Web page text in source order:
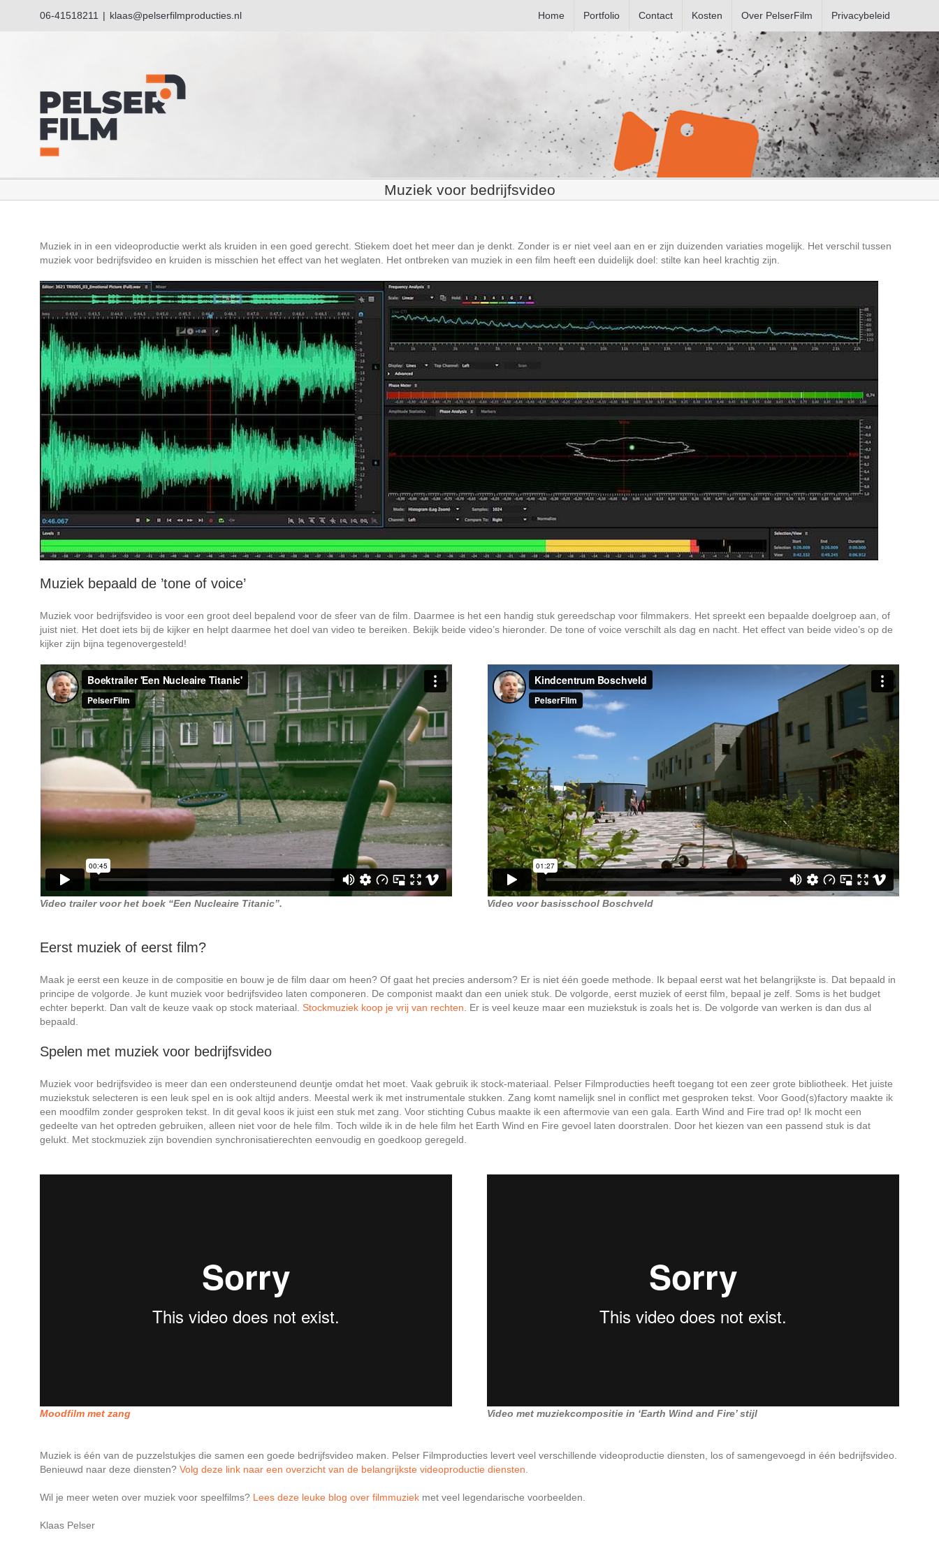
06-41518211 | klaas@pelserfilmproducties.nl Home Portfolio Contact Kosten Over PelserFilm Privacybeleid
Muziek voor bedrijfsvideo
Muziek in in een videoproductie werkt als kruiden in een goed gerecht. Stiekem doet het meer dan je denkt. Zonder is er niet veel aan en er zijn duizenden variaties mogelijk. Het verschil tussen
muziek voor bedrijfsvideo en kruiden is misschien het effect van het weglaten. Het ontbreken van muziek in een film heeft een duidelijk doel: stilte kan heel krachtig zijn.
Muziek bepaald de ’tone of voice’
Muziek voor bedrijfsvideo is voor een groot deel bepalend voor de sfeer van de film. Daarmee is het een handig stuk gereedschap voor filmmakers. Het spreekt een bepaalde doelgroep aan, of
juist niet. Het doet iets bij de kijker en helpt daarmee het doel van video te bereiken. Bekijk beide video’s hieronder. De tone of voice verschilt als dag en nacht. Het effect van beide video’s op de
kijker zijn bijna tegenovergesteld!
Video trailer voor het boek “Een Nucleaire Titanic”. Video voor basisschool Boschveld
Eerst muziek of eerst film?
Maak je eerst een keuze in de compositie en bouw je de film daar om heen? Of gaat het precies andersom? Er is niet één goede methode. Ik bepaal eerst wat het belangrijkste is. Dat bepaald in
principe de volgorde. Je kunt muziek voor bedrijfsvideo laten componeren. De componist maakt dan een uniek stuk. De volgorde, eerst muziek of eerst film, bepaal je zelf. Soms is het budget
echter beperkt. Dan valt de keuze vaak op stock materiaal. Stockmuziek koop je vrij van rechten . Er is veel keuze maar een muziekstuk is zoals het is. De volgorde van werken is dan dus al
bepaald.
Spelen met muziek voor bedrijfsvideo
Muziek voor bedrijfsvideo is meer dan een ondersteunend deuntje omdat het moet. Vaak gebruik ik stock-materiaal. Pelser Filmproducties heeft toegang tot een zeer grote bibliotheek. Het juiste
muziekstuk selecteren is een leuk spel en is ook altijd anders. Meestal werk ik met instrumentale stukken. Zang komt namelijk snel in conflict met gesproken tekst. Voor Good(s)factory maakte ik
een moodfilm zonder gesproken tekst. In dit geval koos ik juist een stuk met zang. Voor stichting Cubus maakte ik een aftermovie van een gala. Earth Wind and Fire trad op! Ik mocht een
gedeelte van het optreden gebruiken, alleen niet voor de hele film. Toch wilde ik in de hele film het Earth Wind en Fire gevoel laten doorstralen. Door het kiezen van een passend stuk is dat
gelukt. Met stockmuziek zijn bovendien synchronisatierechten eenvoudig en goedkoop geregeld.
Moodfilm met zang Video met muziekcompositie in ‘Earth Wind and Fire’ stijl
Muziek is één van de puzzelstukjes die samen een goede bedrijfsvideo maken. Pelser Filmproducties levert veel verschillende videoproductie diensten, los of samengevoegd in één bedrijfsvideo.
Benieuwd naar deze diensten? Volg deze link naar een overzicht van de belangrijkste videoproductie diensten.
Wil je meer weten over muziek voor speelfilms? Lees deze leuke blog over filmmuziek met veel legendarische voorbeelden.
Klaas Pelser